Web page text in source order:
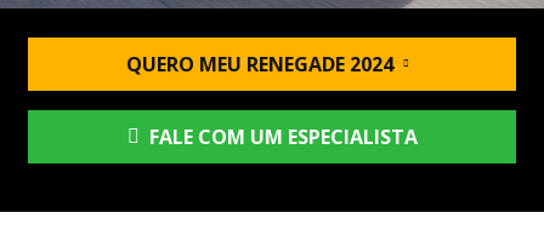
QUERO MEU RENEGADE 2024
FALE COM UM ESPECIALISTA